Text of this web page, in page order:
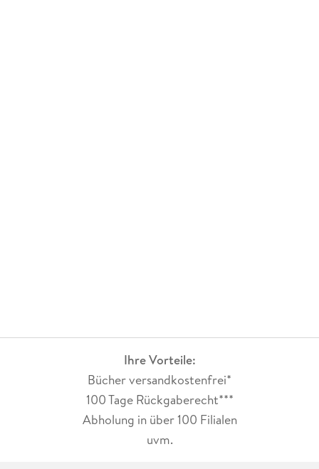
Ihre Vorteile:
Bücher versandkostenfrei*
100 Tage Rückgaberecht***
Abholung in über 100 Filialen
uvm.